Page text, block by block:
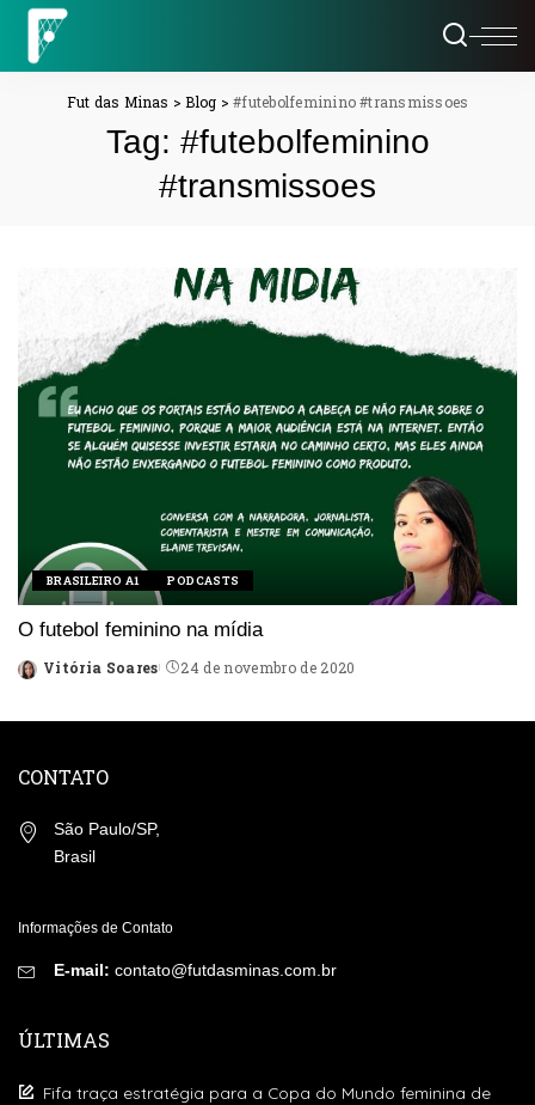
Fut das Minas >Blog >#futebolfeminino #transmissoes
Tag: #futebolfeminino
#transmissoes
BRASILEIRO A1 PODCASTS
O futebol feminino na mídia
Posted
Vitória Soares 24 de novembro de 2020
CONTATO
São Paulo/SP,
Brasil
Informações de Contato
E-mail: contato@futdasminas.com.br
ÚLTIMAS
Fifa traça estratégia para a Copa do Mundo feminina de